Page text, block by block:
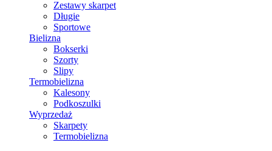
Zestawy skarpet
Długie
Sportowe
Bielizna
Bokserki
Szorty
Slipy
Termobielizna
Kalesony
Podkoszulki
Wyprzedaż
Skarpety
Termobielizna